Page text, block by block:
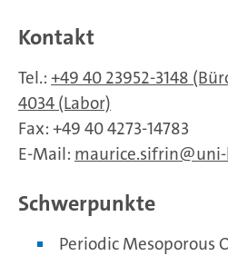
Kontakt
Tel.: +49 40 23952-3148
4034 (Labor)
Fax: +49 40 4273-14783
E-Mail: maurice.sifrin
Schwerpunkte
Periodic Mesoporous